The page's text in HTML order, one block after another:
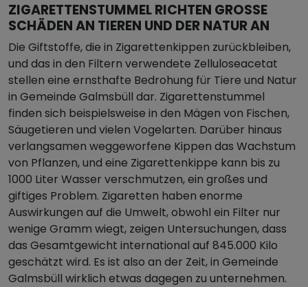
ZIGARETTENSTUMMEL RICHTEN GROSSE S
CHÄDEN AN TIEREN UND DER NATUR AN
Die Giftstoffe, die in Zigarettenkippen zurückbleiben,
und das in den Filtern verwendete Zelluloseacetat
stellen eine ernsthafte Bedrohung für Tiere und Natur
in Gemeinde Galmsbüll dar. Zigarettenstummel
finden sich beispielsweise in den Mägen von Fischen,
Säugetieren und vielen Vogelarten. Darüber hinaus
verlangsamen weggeworfene Kippen das Wachstum
von Pflanzen, und eine Zigarettenkippe kann bis zu
1000 Liter Wasser verschmutzen, ein großes und
giftiges Problem. Zigaretten haben enorme
Auswirkungen auf die Umwelt, obwohl ein Filter nur
wenige Gramm wiegt, zeigen Untersuchungen, dass
das Gesamtgewicht international auf 845.000 Kilo
geschätzt wird. Es ist also an der Zeit, in Gemeinde
Galmsbüll wirklich etwas dagegen zu unternehmen.